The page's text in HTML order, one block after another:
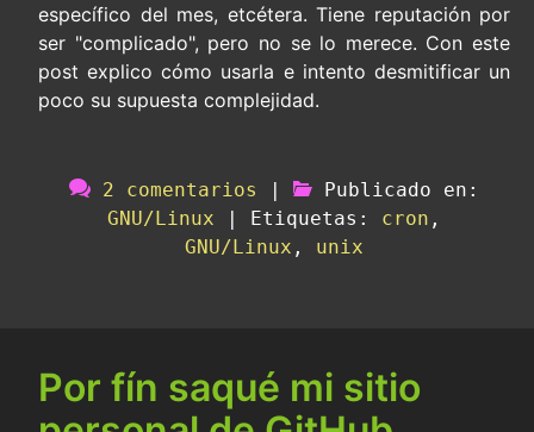
específico del mes, etcétera. Tiene reputación por
ser "complicado", pero no se lo merece. Con este
post explico cómo usarla e intento desmitificar un
poco su supuesta complejidad.
2 comentarios |
Publicado en:
GNU/Linux | Etiquetas: cron ,
GNU/Linux , unix
Por fín saqué mi sitio